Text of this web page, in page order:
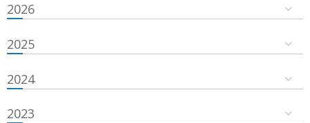
2026
2025
2024
2023